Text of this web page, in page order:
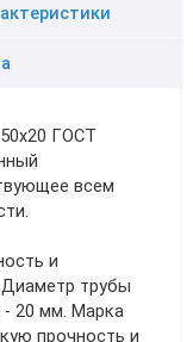
ГОСТ
всем
и
трубы
- 20 мм. Марка
прочность и